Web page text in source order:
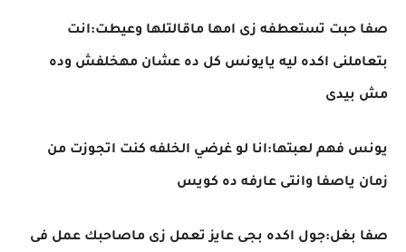
صفا حبت تستعطفه زى امها ماقالتلها وعيطت:انت
بتعاملنى اكده ليه يايونس كل ده عشان مهخلفش وده
مش بيدى
يونس فهم لعبتها:انا لو غرضي الخلفه كنت اتجوزت من
زمان ياصفا وانتى عارفه ده كويس
صفا بغل:جول اكده بجى عايز تعمل زى ماصاحبك عمل فى